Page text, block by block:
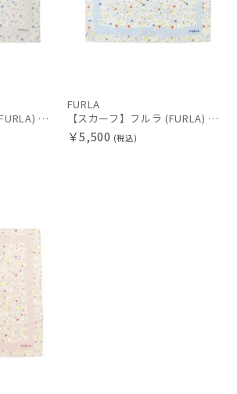
【スカーフ】フルラ (FURLA) シルクプリントスカーフ 58cm×58cm プレゼント ギフト
FURLA
【スカーフ】フルラ (FURLA) シルクプリントスカーフ 58cm×58cm プレゼント ギフト
￥5,500 (税込)